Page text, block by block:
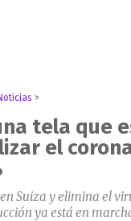
>
tela que
el
Suiza y elimina el
ya está en